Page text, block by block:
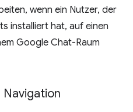
wenn ein Nutzer, der
installiert hat, auf einen
Google Chat-Raum